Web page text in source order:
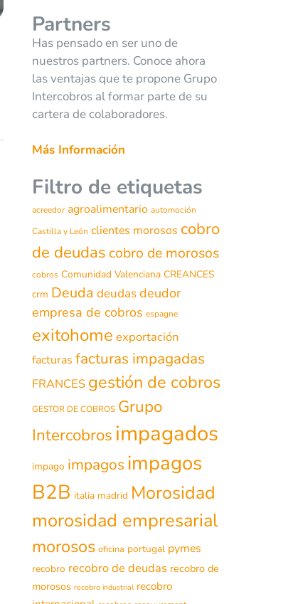
Partners
Has pensado en ser uno de
nuestros partners. Conoce ahora
las ventajas que te propone Grupo
Intercobros al formar parte de su
cartera de colaboradores.
Más Información
Filtro de etiquetas
acreedor agroalimentario automoción
Castilla y León clientes morosos cobro
de deudas cobro de morosos
cobros Comunidad Valenciana CREANCES
crm Deuda deudasdeudor
empresa de cobros espagne
exitohome exportación
facturas facturas impagadas
FRANCES gestión de cobros
GESTOR DE COBROS Grupo
Intercobrosimpagados
impago impagos impagos
B2B italia madrid Morosidad
morosidad empresarial
morosos oficina portugal pymes
recobro recobro de deudas recobro de
morosos recobro industrial recobro